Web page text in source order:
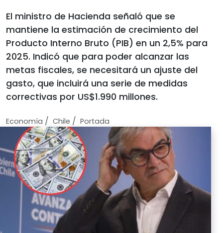
El ministro de Hacienda señaló que se
mantiene la estimación de crecimiento del
Producto Interno Bruto (PIB) en un 2,5% para
2025. Indicó que para poder alcanzar las
metas fiscales, se necesitará un ajuste del
gasto, que incluirá una serie de medidas
correctivas por US$1.990 millones.
Economí­a / Chile / Portada